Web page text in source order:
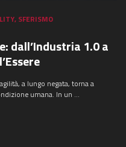
, SFERISMO
dall’Industria 1.0 a
a lungo negata, torna a
umana. In un ...